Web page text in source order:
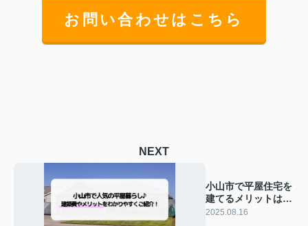
お問い合わせはこちら
NEXT
小山市で平屋住宅を
建てるメリットは？
建築費やおすすめポ
2025.08.16